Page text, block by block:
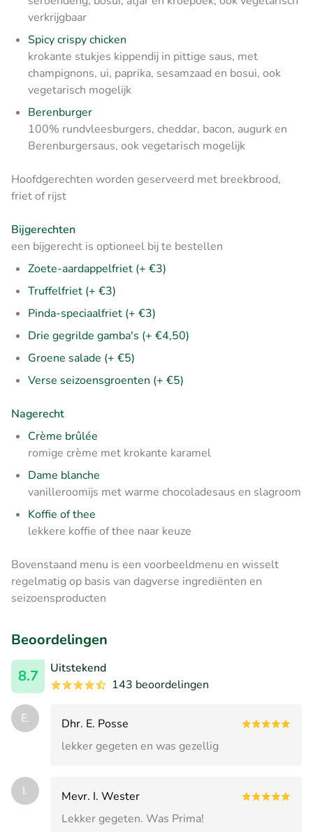
verkrijgbaar
Spicy crispy chicken
krokante stukjes kippendij in pittige saus, met
champignons, ui, paprika, sesamzaad en bosui, ook
vegetarisch mogelijk
Berenburger
100% rundvleesburgers, cheddar, bacon, augurk en
Berenburgersaus, ook vegetarisch mogelijk
Hoofdgerechten worden geserveerd met breekbrood,
friet of rijst
Bijgerechten
een bijgerecht is optioneel bij te bestellen
Zoete-aardappelfriet (+ €3)
Truffelfriet (+ €3)
Pinda-speciaalfriet (+ €3)
Drie gegrilde gamba's (+ €4,50)
Groene salade (+ €5)
Verse seizoensgroenten (+ €5)
Nagerecht
Crème brûlée
romige crème met krokante karamel
Dame blanche
vanilleroomijs met warme chocoladesaus en slagroom
Koffie of thee
lekkere koffie of thee naar keuze
Bovenstaand menu is een voorbeeldmenu en wisselt
regelmatig op basis van dagverse ingrediënten en
seizoensproducten
Beoordelingen
8.7
Uitstekend
143 beoordelingen
E.
Dhr. E. Posse
lekker gegeten en was gezellig
I.
Mevr. I. Wester
Lekker gegeten. Was Prima!